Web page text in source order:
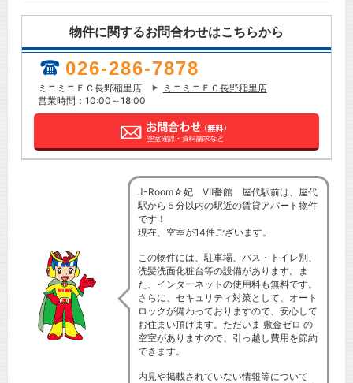
物件に関するお問合わせはこちらから
026-286-7878
ミニミニＦＣ長野稲里店
ミニミニＦＣ長野稲里店
営業時間：10:00～18:00
J-Room☆妃 Ⅶ番館 屋代駅前は、屋代
駅から５分以内の駅近の賃貸アパート物件
です！
現在、空室が14件ございます。
この物件には、駐車場、バス・トイレ別、
洗髪洗面化粧台等の設備があります。ま
た、インターネットの使用料も無料です。
さらに、セキュリティ対策として、オート
ロックが備わっておりますので、安心して
お住まい頂けます。ただいま 敷金ゼロ の
空室がありますので、引っ越し費用を節約
できます。
内見や掲載されていない情報等について